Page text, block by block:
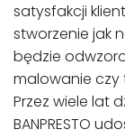
satysfakcji
stworzenie jak
będzie
malowanie czy
Przez wiele lat
BANPRESTO